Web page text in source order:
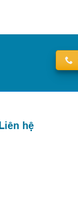
hệ